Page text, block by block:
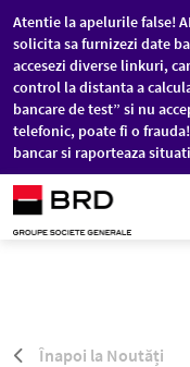
Sari la conținutul principal
Atentie la apelurile false!
solicita sa furnizezi date
accesezi diverse linkuri,
control la distanta a
bancare de test” si nu
telefonic, poate fi o
bancar si raporteaza
Înapoi la Noutăți